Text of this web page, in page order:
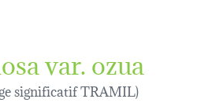
var. ozua
significatif TRAMIL)